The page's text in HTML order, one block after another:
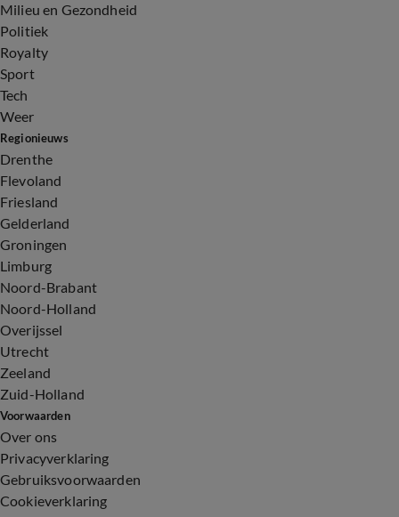
Milieu en Gezondheid
Politiek
Royalty
Sport
Tech
Weer
Regionieuws
Drenthe
Flevoland
Friesland
Gelderland
Groningen
Limburg
Noord-Brabant
Noord-Holland
Overijssel
Utrecht
Zeeland
Zuid-Holland
Voorwaarden
Over ons
Privacyverklaring
Gebruiksvoorwaarden
Cookieverklaring